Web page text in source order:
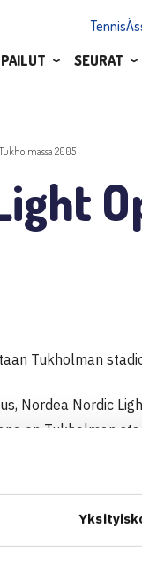
SEURAT
2005
Tukholman
Nordea Nordic
on Tukholman
kilpailunjohtaja,
Nordea. Turnaus